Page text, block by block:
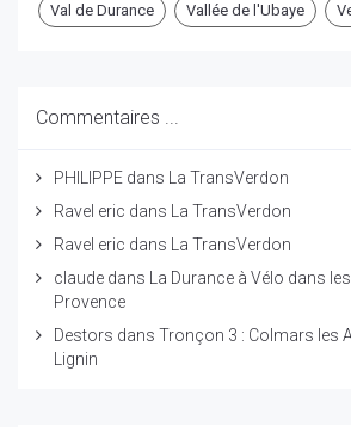
Val de Durance Vallée de l'Ubaye
Commentaires ...
PHILIPPE dans La TransVerdon
Ravel eric dans La TransVerdon
Ravel eric dans La TransVerdon
claude dans La Durance à Vélo dans
Provence
Destors dans Tronçon 3 : Colmars les
Lignin